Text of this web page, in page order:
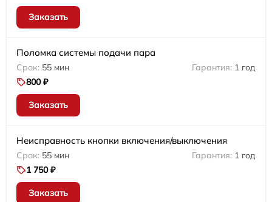
Заказать
Поломка системы подачи пара
55 мин
1 год
800 ₽
Заказать
Неисправность кнопки включения/выключения
55 мин
1 год
1 750 ₽
Заказать